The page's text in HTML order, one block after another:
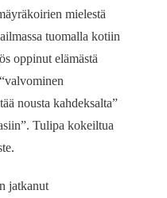
mielestä
tuomalla kotiin
oppinut elämästä
nousta kahdeksalta”
Tulipa kokeiltua
jatkanut